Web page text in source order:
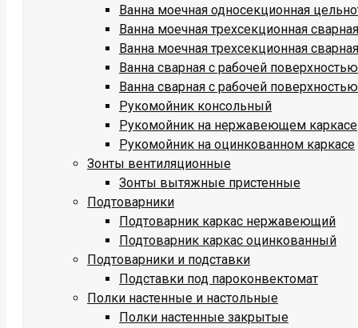
Ванна моечная односекционная
Ванна моечная трехсекционная
Ванна моечная трехсекционная
Ванна сварная с рабочей
Ванна сварная с рабочей
Рукомойник консольный
Рукомойник на нержавеющем каркасе
Рукомойник на оцинкованном каркасе
Зонты вентиляционные
Зонты вытяжные пристенные
Подтоварники
Подтоварник каркас нержавеющий
Подтоварник каркас оцинкованный
Подтоварники и подставки
Подставки под пароконвектомат
Полки настенные и настольные
Полки настенные закрытые